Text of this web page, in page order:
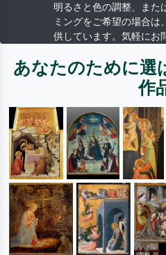
明るさと色の調整、また
ミングをご希望の場合は
供しています。気軽にお
あなたのために選
作